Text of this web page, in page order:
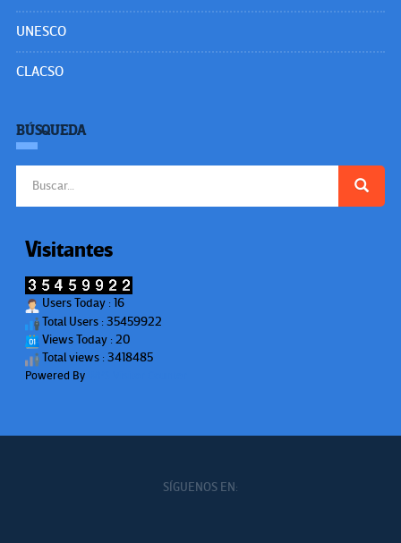
UNESCO
CLACSO
BÚSQUEDA
Visitantes
Users Today : 16
Total Users : 35459922
Views Today : 20
Total views : 3418485
Powered By
SÍGUENOS EN: